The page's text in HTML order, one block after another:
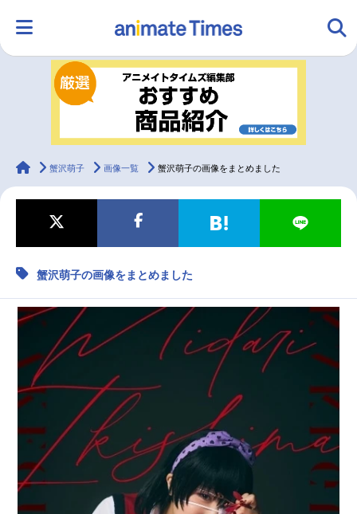
ランキング アニメ
ラジオ みんなの声
マンガ・ラノベ ゲーム・アプリ 音楽 コスプレ
2.5次元 配信・Vtuber
最新記事一覧
アニメ記事一覧 声優記事一覧
アニメ映画一覧 実写化映画一覧
今期アニメ曜日別一覧
春アニメ 夏アニメ
秋アニメ 冬アニメ
animateTimes
蟹沢萌子 画像一覧 蟹沢萌子の画像をまとめました
蟹沢萌子の画像をまとめました